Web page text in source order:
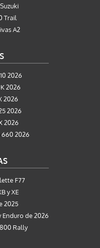
Trail
A2
2026
2026
2026
2026
2026
660 2026
F77
y XE
2025
Enduro de 2026
Rally